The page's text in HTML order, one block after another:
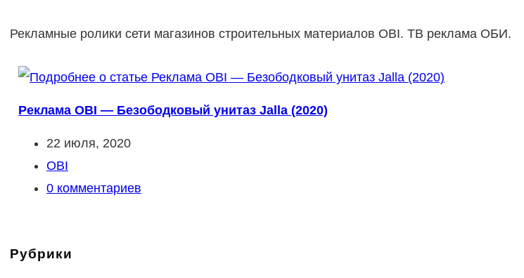
Рекламные ролики сети магазинов строительных материалов OBI. ТВ реклама ОБИ.
Реклама OBI — Безободковый унитаз Jalla (2020)
Запись
опубликована:
22 июля, 2020
Рубрика
записи:
OBI
Комментарии
0 комментариев
Рубрики